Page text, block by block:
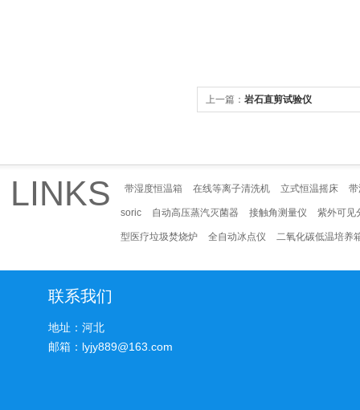
上一篇： 岩石直剪试验仪
LINKS 带湿度恒温箱 在线等离子清洗机 立式恒温摇床
soric 自动高压蒸汽灭菌器 接触角测量仪 紫外可见
型医疗垃圾焚烧炉 全自动冰点仪 二氧化碳低温培养
联系我们
地址：河北
邮箱：lyjy889@163.com